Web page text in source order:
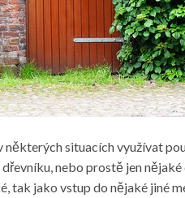
některých situacích využívat
nebo prostě jen
tak jako vstup do nějaké jiné